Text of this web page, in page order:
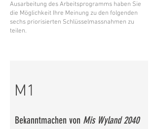
Ausarbeitung des Arbeitsprogramms haben Sie
die Möglichkeit Ihre Meinung zu den folgenden
sechs priorisierten Schlüsselmassnahmen zu
teilen.
M1
Bekanntmachen von Mis Wyland 2040